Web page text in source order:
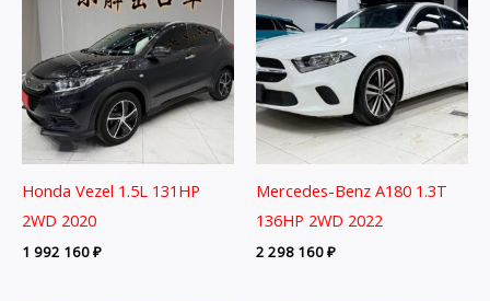
Honda Vezel 1.5L 131HP
2WD 2020
1 992 160₽
Mercedes-Benz A180 1.3T
136HP 2WD 2022
2 298 160₽